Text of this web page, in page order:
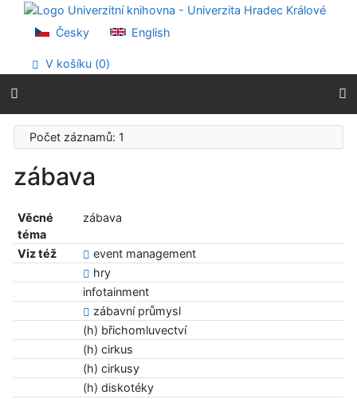
Přejít na obsah
Přejít na menu
Prohlášení o webové přístupnosti
Česky English
V košíku (0)
Počet záznamů: 1
zábava
Věcné
téma
zábava
Viz též
event management
hry
infotainment
zábavní průmysl
(h) břichomluvectví
(h) cirkus
(h) cirkusy
(h) diskotéky